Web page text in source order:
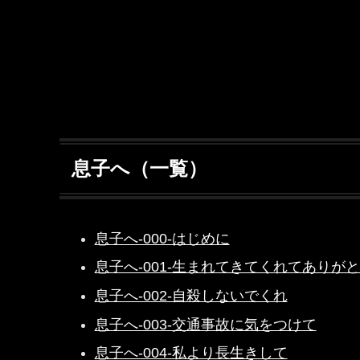
息子へ（一覧）
息子へ-000-はじめに
息子へ-001-生まれてきてくれてありが
息子へ-002-自殺しないでくれ
息子へ-003-交通事故に気をつけて
息子へ-004-私より長生きして